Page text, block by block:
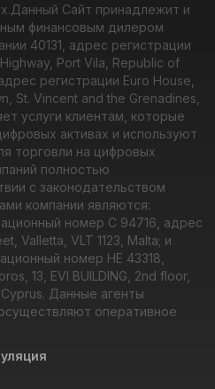
Данный Сайт принадлежит и
финансовым дилером
40131, адрес регистрации
Port Vila, Republic of
регистрации Euro House,
St. Vincent and the Grenadines,
услуги клиентам, которые
активах и используют
торговли на цифровых
полностью
с законодательством
компании являются:
номер C 94716, адрес
Valletta, VLT 1123, Malta; и
номер HE 43318,
13, EVI BUILDING, 2nd floor,
Cyprus. Данные агенты
оперативное